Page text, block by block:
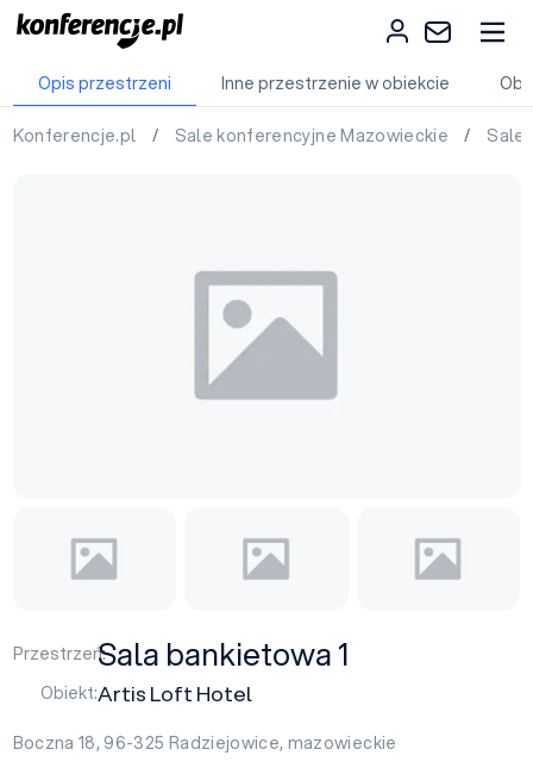
Opis przestrzeni Inne przestrzenie w obiekcie
Konferencje.pl / Sale konferencyjne Mazowieckie / Sale
Przestrzeń:Sala bankietowa 1
Obiekt:Artis Loft Hotel
Boczna 18, 96-325 Radziejowice, mazowieckie